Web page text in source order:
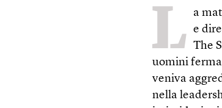
L
a
e
The
uomini
veniva
nella